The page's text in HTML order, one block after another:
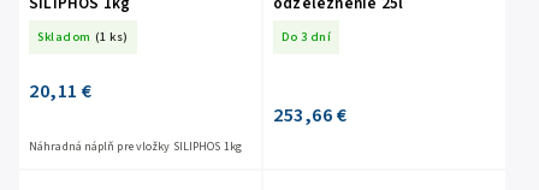
Skladom (1 ks)
20,11 €
Náhradná náplň pre vložky SILIPHOS 1kg
Do 3 dní
253,66 €